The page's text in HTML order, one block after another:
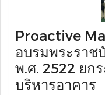
Proactive
อบรมพระรา
พ.ศ. 2522 ยก
บริหารอาคาร